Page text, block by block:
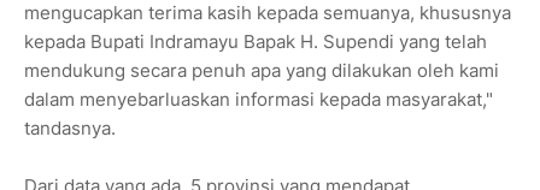
mengucapkan terima kasih kepada semuanya, khususnya
kepada Bupati Indramayu Bapak H. Supendi yang telah
mendukung secara penuh apa yang dilakukan oleh kami
dalam menyebarluaskan informasi kepada masyarakat,"
tandasnya.